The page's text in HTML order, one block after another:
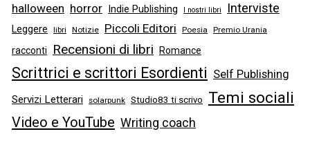
halloween horror Indie Publishing I nostri libri Interviste
Leggere libri Notizie Piccoli Editori Poesia Premio Urania
racconti Recensioni di libri Romance
Scrittrici e scrittori Esordienti Self Publishing
Servizi Letterari solarpunk Studio83 ti scrivo Temi sociali
Video e YouTube Writing coach